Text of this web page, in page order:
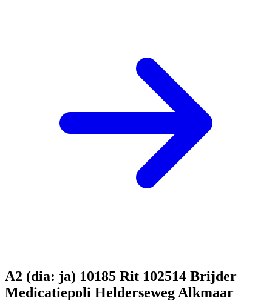
A2 (dia: ja) 10185 Rit 102514 Brijder
Medicatiepoli Helderseweg Alkmaar